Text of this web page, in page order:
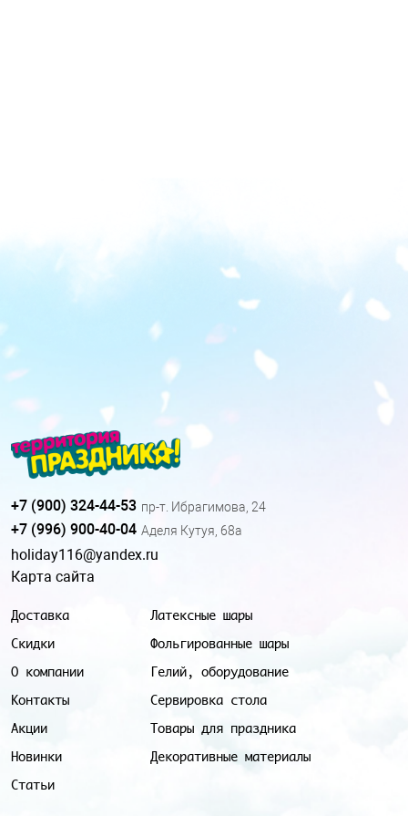
Доставка
Скидки
О компании
Контакты
Акции
Новинки
Статьи
Латексные шары
Фольгированные шары
Гелий, оборудование
Сервировка стола
Товары для праздника
Декоративные материалы
+7 (900) 324-44-53 пр-т. Ибрагимова, 24
+7 (996) 900-40-04 Аделя Кутуя, 68а
holiday116@yandex.ru
Карта сайта